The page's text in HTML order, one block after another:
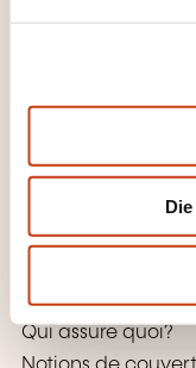
Détermination de
Calcul du prix de
Répartition des
Les Incoterms et
Incoterms,
Qui assure quoi?